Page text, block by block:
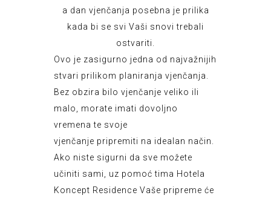
a dan vjenčanja posebna je prilika
kada bi se svi Vaši snovi trebali
ostvariti.
Ovo je zasigurno jedna od najvažnijih
stvari prilikom planiranja vjenčanja.
Bez obzira bilo vjenčanje veliko ili
malo, morate imati dovoljno
vremena te svoje
vjenčanje pripremiti na idealan način.
Ako niste sigurni da sve možete
učiniti sami, uz pomoć tima Hotela
Koncept Residence Vaše pripreme će